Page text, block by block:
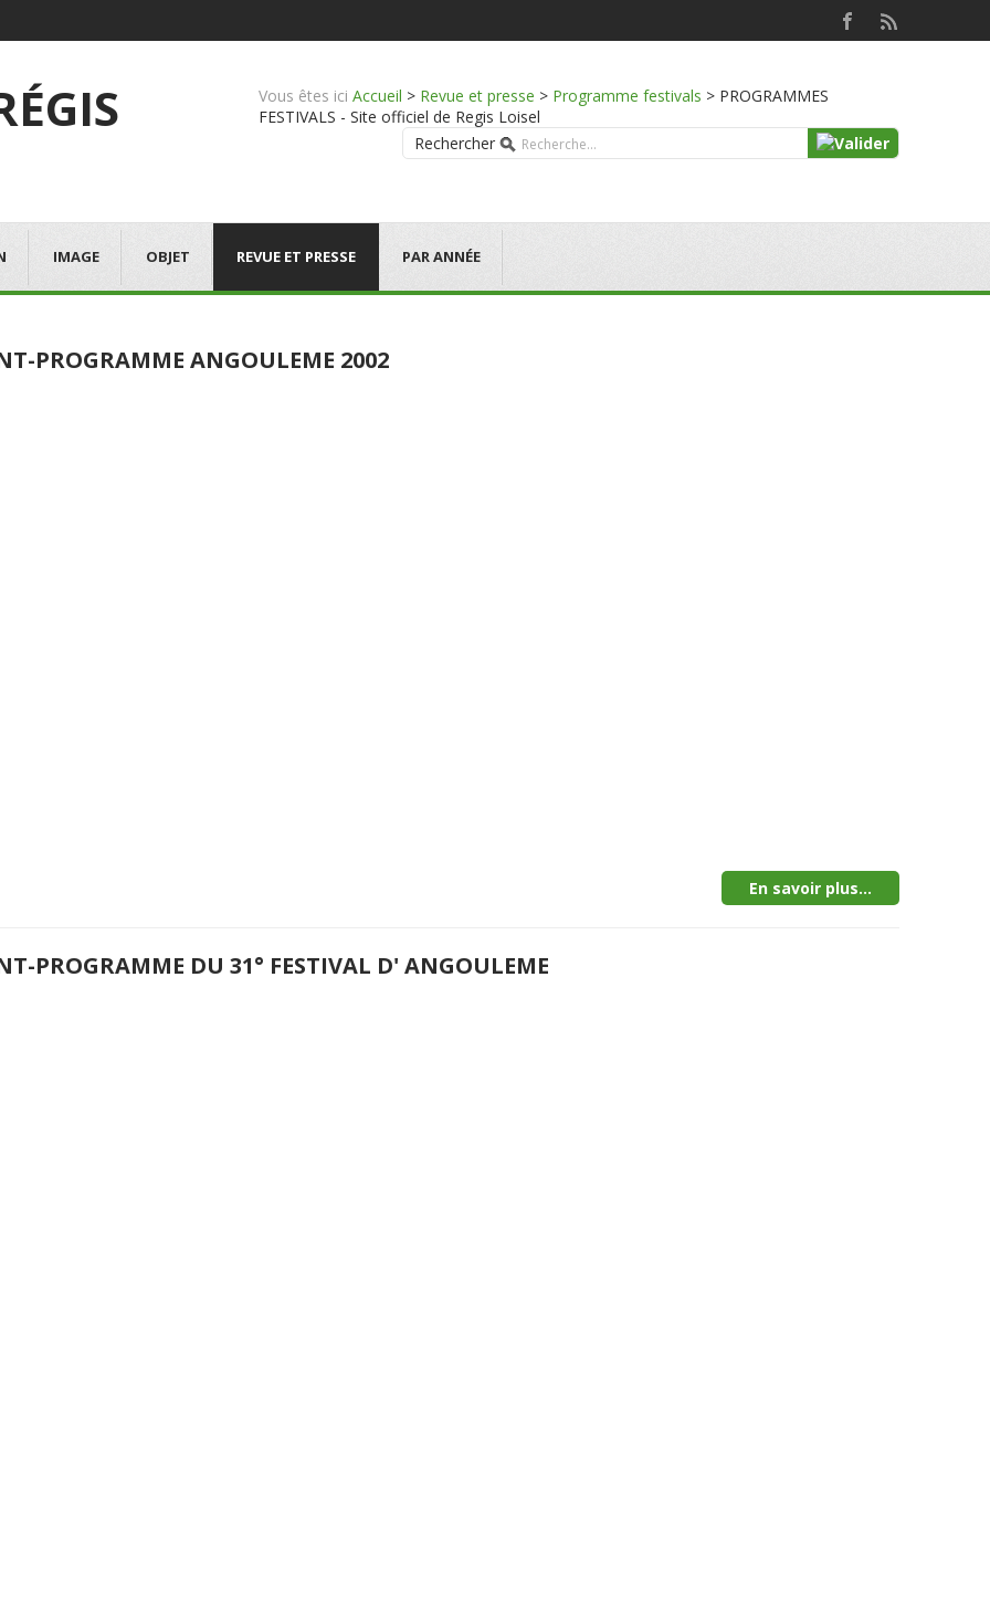
Vous êtes ici Accueil > Revue et presse > Programme festivals > PROGRAMMES
FESTIVALS - Site officiel de Regis Loisel
Rechercher
IMAGE OBJET REVUE ET PRESSE PAR ANNÉE
PROGRAMME ANGOULEME 2002
En savoir plus...
PROGRAMME DU 31° FESTIVAL D' ANGOULEME